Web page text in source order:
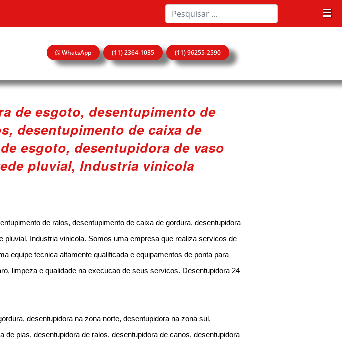
☰
WhatsApp (11) 2364-1035 (11) 96255-2590
de esgoto, desentupimento de
desentupimento de caixa de
esgoto, desentupidora de vaso
pluvial, Industria vinicola
de ralos, desentupimento de caixa de gordura, desentupidora
Industria vinicola. Somos uma empresa que realiza servicos de
equipe tecnica altamente qualificada e equipamentos de ponta para
limpeza e qualidade na execucao de seus servicos. Desentupidora 24
desentupidora na zona norte, desentupidora na zona sul,
pias, desentupidora de ralos, desentupidora de canos, desentupidora